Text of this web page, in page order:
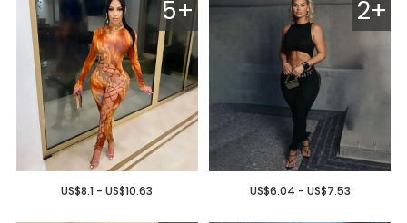
5+
US$8.1 - US$10.63
2+
US$6.04 - US$7.53